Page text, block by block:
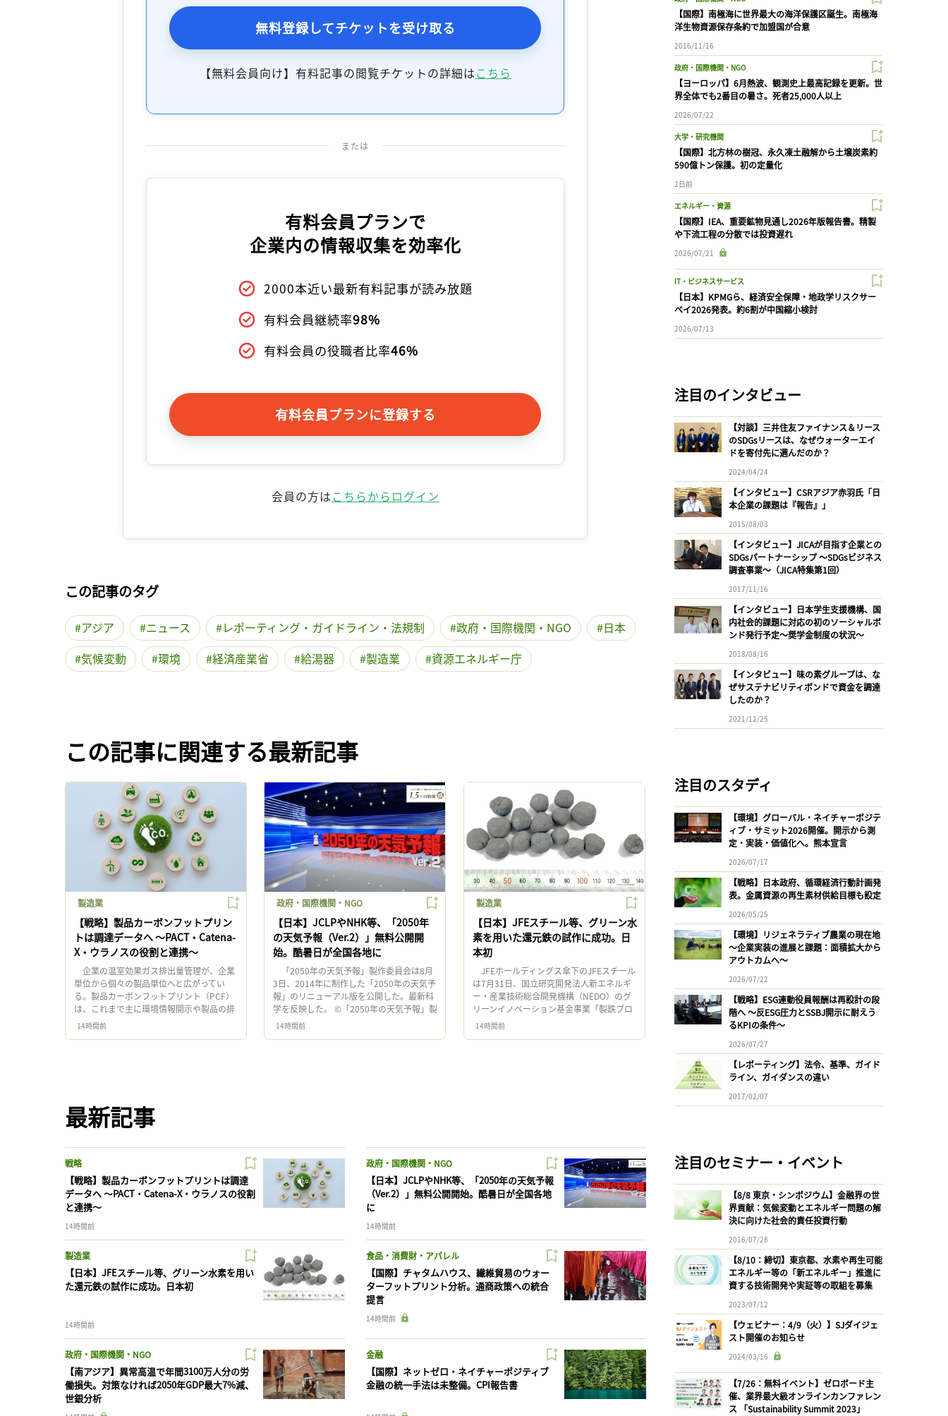
無料登録してチケットを受け取る
【無料会員向け】有料記事の閲覧チケットの詳細はこちら
または
有料会員プランで
企業内の情報収集を効率化
2000本近い最新有料記事が読み放題
有料会員継続率98%
有料会員の役職者比率46%
有料会員プランに登録する
会員の方はこちらからログイン
この記事のタグ
アジア ニュース レポーティング・ガイドライン・法規制 政府・国際機関・NGO
日本
気候変動
環境 経済産業省 給湯器 製造業 資源エネルギー庁
この記事に関連する最新記事
製造業
【戦略】製品カーボンフットプリン
トは調達データへ 〜PACT・Catena-
X・ウラノスの役割と連携〜
企業の温室効果ガス排出量管理が、企業
単位から個々の製品単位へと広がってい
る。製品カーボンフットプリント（PCF）
は、これまで主に環境情報開示や製品の排
出量算定に用いられてきた。しかし現在、
14時間前
政府・国際機関・NGO
【日本】JCLPやNHK等、「2050年
の天気予報（Ver.2）」無料公開開
始。酷暑日が全国各地に
「2050年の天気予報」製作委員会は8月
3日、2014年に制作した「2050年の天気予
報」のリニューアル版を公開した。最新科
学を反映した。 ©「2050年の天気予報」製
作委員会 「2050年の天気予報」製作委
14時間前
製造業
【日本】JFEスチール等、グリーン水
素を用いた還元鉄の試作に成功。日
本初
JFEホールディングス傘下のJFEスチール
は7月31日、国立研究開発法人新エネルギ
ー・産業技術総合開発機構（NEDO）のグ
リーンイノベーション基金事業「製鉄プロ
セスにおける水素活用」プロジェクトの
14時間前
最新記事
戦略
【戦略】製品カーボンフットプリントは調達
データへ 〜PACT・Catena-X・ウラノスの役割
と連携〜
14時間前
政府・国際機関・NGO
【日本】JCLPやNHK等、「2050年の天気予報
（Ver.2）」無料公開開始。酷暑日が全国各地
に
14時間前
製造業
【日本】JFEスチール等、グリーン水素を用い
た還元鉄の試作に成功。日本初
14時間前
食品・消費財・アパレル
【国際】チャタムハウス、繊維貿易のウォー
ターフットプリント分析。通商政策への統合
提言
14時間前
政府・国際機関・NGO
【南アジア】異常高温で年間3100万人分の労
働損失。対策なければ2050年GDP最大7%減、
世銀分析
金融
【国際】ネットゼロ・ネイチャーポジティブ
金融の統一手法は未整備。CPI報告書
【国際】南極海に世界最大の海洋保護区誕生。南極海
洋生物資源保存条約で加盟国が合意
2016/11/16
政府・国際機関・NGO
【ヨーロッパ】6月熱波、観測史上最高記録を更新。世
界全体でも2番目の暑さ。死者25,000人以上
2026/07/22
大学・研究機関
【国際】北方林の樹冠、永久凍土融解から土壌炭素約
590億トン保護。初の定量化
2日前
エネルギー・資源
【国際】IEA、重要鉱物見通し2026年版報告書。精製
や下流工程の分散では投資遅れ
2026/07/21
IT・ビジネスサービス
【日本】KPMGら、経済安全保障・地政学リスクサー
ベイ2026発表。約6割が中国縮小検討
2026/07/13
注目のインタビュー
【対談】三井住友ファイナンス＆リース
のSDGsリースは、なぜウォーターエイ
ドを寄付先に選んだのか？
2024/04/24
【インタビュー】CSRアジア赤羽氏「日
本企業の課題は『報告』」
2015/08/03
【インタビュー】JICAが目指す企業との
SDGsパートナーシップ 〜SDGsビジネス
調査事業〜（JICA特集第1回）
2017/11/16
【インタビュー】日本学生支援機構、国
内社会的課題に対応の初のソーシャルボ
ンド発行予定〜奨学金制度の状況〜
2018/08/16
【インタビュー】味の素グループは、な
ぜサステナビリティボンドで資金を調達
したのか？
2021/12/25
注目のスタディ
【環境】グローバル・ネイチャーポジテ
ィブ・サミット2026開催。開示から測
定・実装・価値化へ。熊本宣言
2026/07/17
【戦略】日本政府、循環経済行動計画発
表。金属資源の再生素材供給目標も設定
2026/05/25
【環境】リジェネラティブ農業の現在地
〜企業実装の進展と課題：面積拡大から
アウトカムへ〜
2026/07/22
【戦略】ESG連動役員報酬は再設計の段
階へ 〜反ESG圧力とSSBJ開示に耐えう
るKPIの条件〜
2026/07/27
【レポーティング】法令、基準、ガイド
ライン、ガイダンスの違い
2017/02/07
注目のセミナー・イベント
【8/8 東京・シンポジウム】金融界の世
界貢献：気候変動とエネルギー問題の解
決に向けた社会的責任投資行動
2016/07/28
【8/10：締切】東京都、水素や再生可能
エネルギー等の「新エネルギー」推進に
資する技術開発や実証等の取組を募集
2023/07/12
【ウェビナー：4/9（火）】SJダイジェ
スト開催のお知らせ
2024/03/16
【7/26：無料イベント】ゼロボード主
催、業界最大級オンラインカンファレン
ス 「Sustainability Summit 2023」
ログインが必要です
ログイン 会員登録